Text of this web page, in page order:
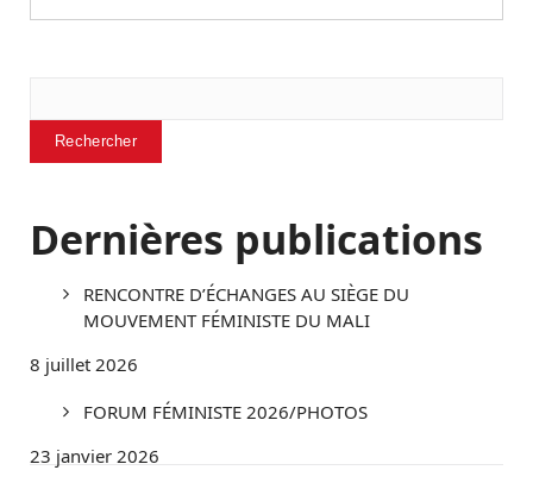
Rechercher
Dernières publications
RENCONTRE D’ÉCHANGES AU SIÈGE DU
MOUVEMENT FÉMINISTE DU MALI
8 juillet 2026
FORUM FÉMINISTE 2026/PHOTOS
23 janvier 2026